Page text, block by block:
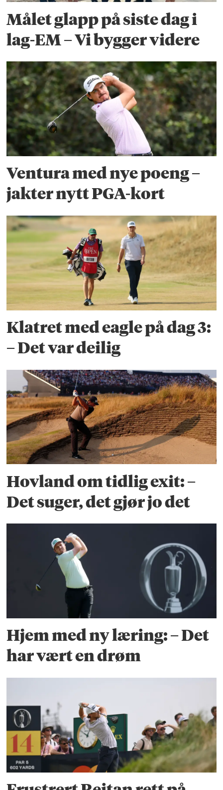
Målet glapp på siste dag i
lag-EM – Vi bygger videre
Ventura med nye poeng –
jakter nytt PGA-kort
Klatret med eagle på dag 3:
– Det var deilig
Hovland om tidlig exit: –
Det suger, det gjør jo det
Hjem med ny læring: – Det
har vært en drøm